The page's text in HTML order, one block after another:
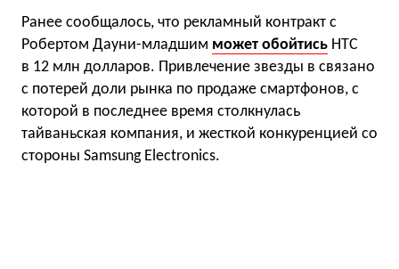
Ранее сообщалось, что рекламный контракт с
Робертом Дауни-младшим может обойтись HTC
в 12 млн долларов. Привлечение звезды в связано
с потерей доли рынка по продаже смартфонов, с
которой в последнее время столкнулась
тайваньская компания, и жесткой конкуренцией со
стороны Samsung Electronics.